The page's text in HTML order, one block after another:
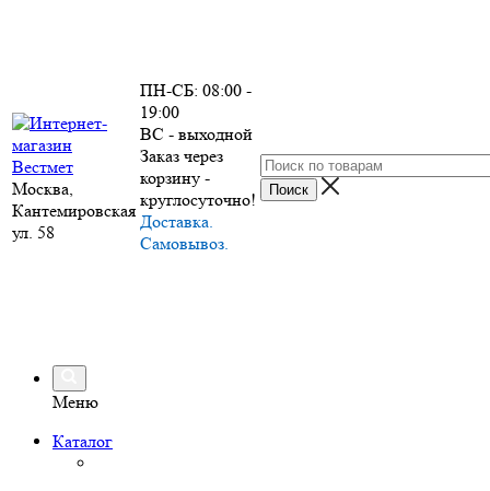
Москва,
Кантемировская
ул. 58
ПН-СБ: 08:00 -
19:00
ВС - выходной
Заказ через
корзину -
круглосуточно!
Доставка.
Самовывоз.
Меню
Каталог